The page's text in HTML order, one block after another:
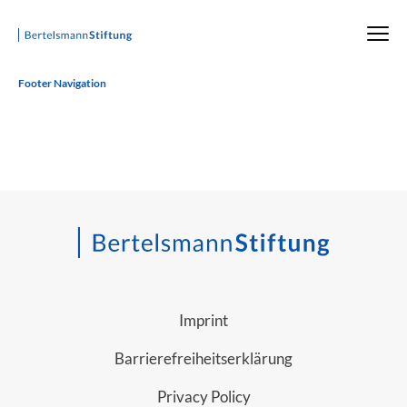
Startseite
Footer Navigation
Imprint
Barrierefreiheitserklärung
Privacy Policy